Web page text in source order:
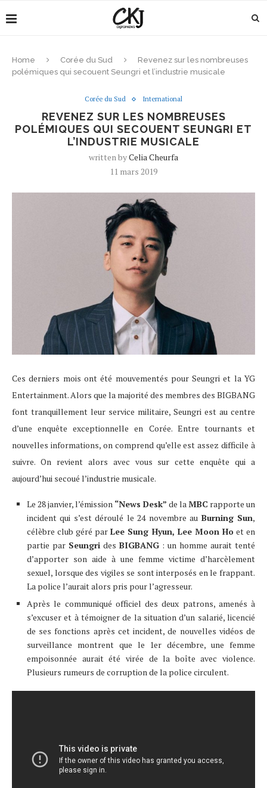
Home Corée du Sud
Revenez sur les nombreuses
polémiques qui secouent Seungri et l’industrie musicale
Corée du Sud International
REVENEZ SUR LES NOMBREUSES
POLÉMIQUES QUI SECOUENT SEUNGRI ET
L’INDUSTRIE MUSICALE
written byCelia Cheurfa
11 mars 2019
Ces derniers mois ont été mouvementés pour Seungri et la YG
Entertainment. Alors que la majorité des membres des BIGBANG
font tranquillement leur service militaire, Seungri est au centre
d’une enquête exceptionnelle en Corée. Entre tournants et
nouvelles informations, on comprend qu’elle est assez difficile à
suivre. On revient alors avec vous sur cette enquête qui a
aujourd’hui secoué l’industrie musicale.
Le 28 janvier, l’émission “News Desk” de la MBC rapporte un
incident qui s’est déroulé le 24 novembre au Burning Sun,
célèbre club géré parLee Sung Hyun, Lee Moon Hoet en
partie par Seungri des BIGBANG : un homme aurait tenté
d’apporter son aide à une femme victime d’harcèlement
sexuel, lorsque des vigiles se sont interposés en le frappant.
La police l’aurait alors pris pour l’agresseur.
Après le communiqué officiel des deux patrons, amenés à
s’excuser et à témoigner de la situation d’un salarié, licencié
de ses fonctions après cet incident, de nouvelles vidéos de
surveillance montrent que le 1er décembre, une femme
empoisonnée aurait été virée de la boîte avec violence.
Plusieurs rumeurs de corruption de la police circulent.